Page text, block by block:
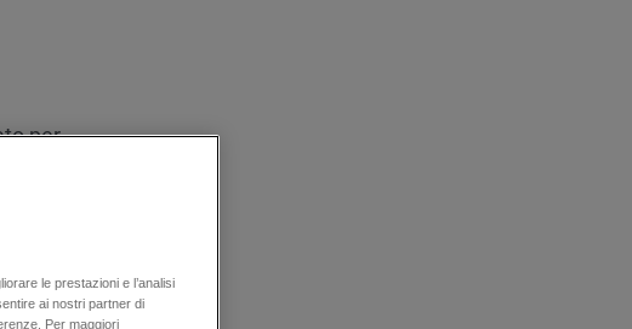
per
Per esempio,
le prestazioni e l’analisi
ai nostri partner di
Per maggiori